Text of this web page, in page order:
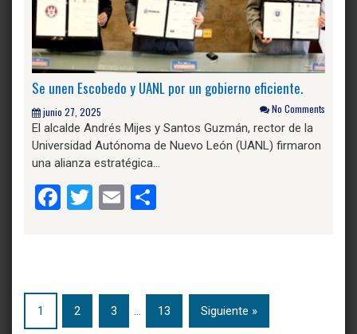
Se unen Escobedo y UANL por un gobierno eficiente.
junio 27, 2025 No Comments
El alcalde Andrés Mijes y Santos Guzmán, rector de la
Universidad Autónoma de Nuevo León (UANL) firmaron
una alianza estratégica…
Facebook
Twitter
Email
1 2 3 … 13 Siguiente »